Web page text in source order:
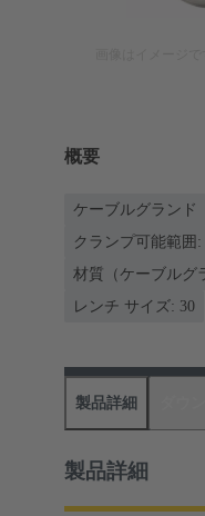
概要
ケーブルグランド
クランプ可能範囲:
材質（ケーブルグ
レンチ サイズ: 30
製品詳細
製品詳細